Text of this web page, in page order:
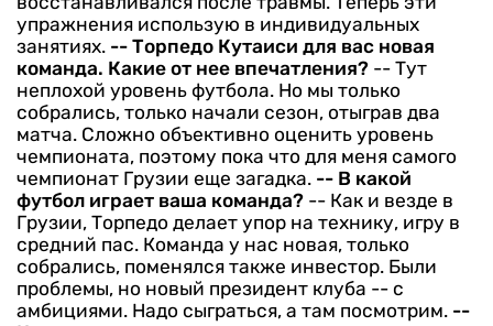
упражнения использую в индивидуальных
занятиях. -- Торпедо Кутаиси для вас новая
команда. Какие от нее впечатления? -- Тут
неплохой уровень футбола. Но мы только
собрались, только начали сезон, отыграв два
матча. Сложно объективно оценить уровень
чемпионата, поэтому пока что для меня самого
чемпионат Грузии еще загадка. -- В какой
футбол играет ваша команда? -- Как и везде в
Грузии, Торпедо делает упор на технику, игру в
средний пас. Команда у нас новая, только
собрались, поменялся также инвестор. Были
проблемы, но новый президент клуба -- с
амбициями. Надо сыграться, а там посмотрим. --